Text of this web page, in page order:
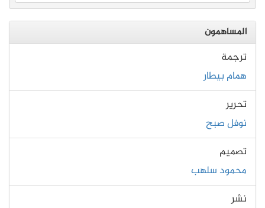
المساهمون
ترجمة
همام بيطار
تحرير
نوفل صبح
تصميم
محمود سلهب
نشر